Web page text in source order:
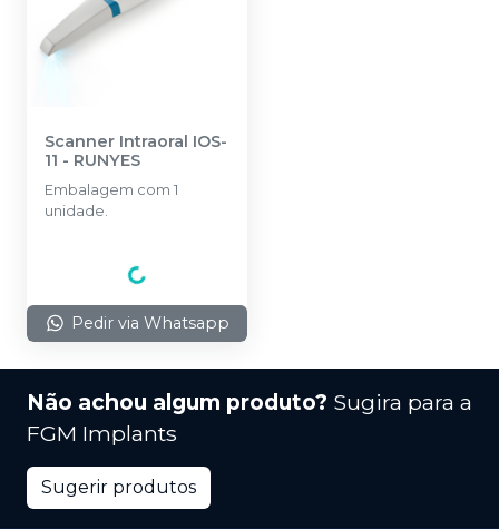
Scanner Intraoral IOS-
11 - RUNYES
Embalagem com 1
unidade.
Pedir via Whatsapp
Não achou algum produto? Sugira para a
FGM Implants
Sugerir produtos